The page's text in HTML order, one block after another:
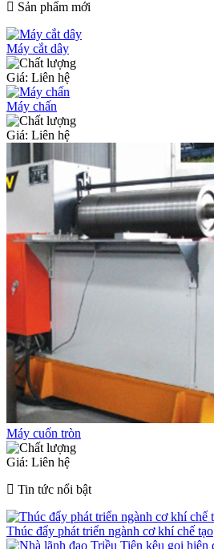
Sản phẩm mới
Máy cắt dây
Giá: Liên hệ
Máy chấn
Giá: Liên hệ
Máy cuốn tròn
Giá: Liên hệ
Tin tức nổi bật
Thúc đẩy phát triển ngành cơ khí chế tạo